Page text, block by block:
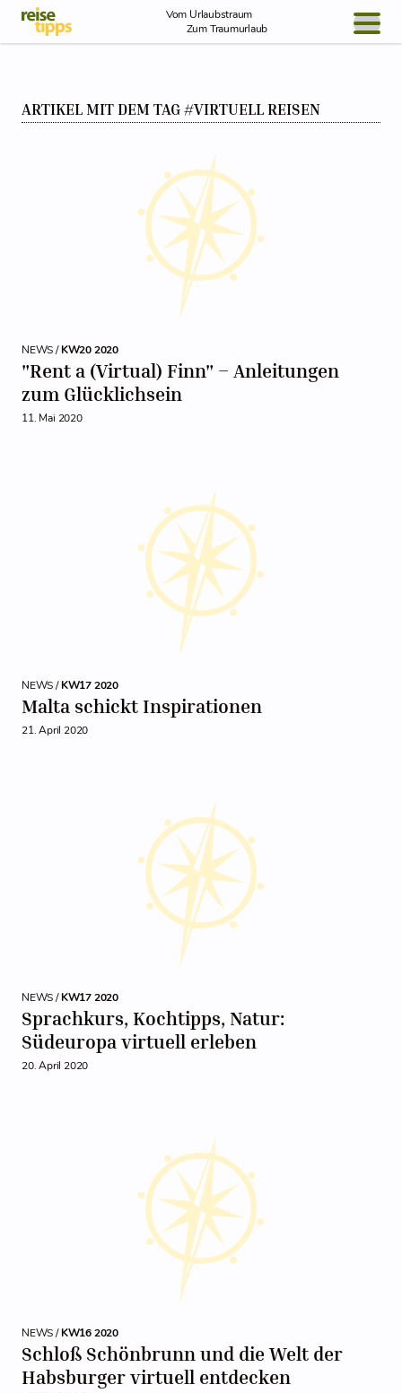
Skip to Content
Vom Urlaubstraum
Zum Traumurlaub
NEWS
ARTIKEL MIT DEM TAG #VIRTUELL REISEN
NEWS /KW20 2020
"Rent a (Virtual) Finn" – Anleitungen
zum Glücklichsein
11. Mai 2020
NEWS /KW17 2020
Malta schickt Inspirationen
21. April 2020
NEWS /KW17 2020
Sprachkurs, Kochtipps, Natur:
Südeuropa virtuell erleben
20. April 2020
NEWS /KW16 2020
Schloß Schönbrunn und die Welt der
Habsburger virtuell entdecken